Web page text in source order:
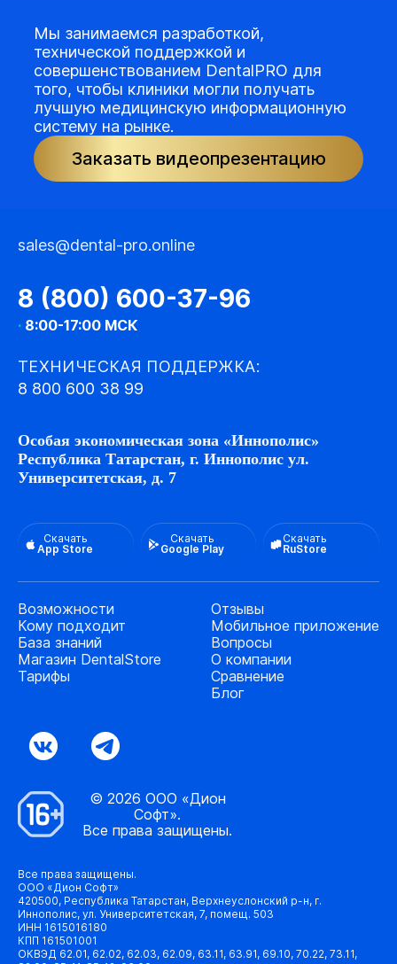
Мы занимаемся разработкой,
технической поддержкой и
совершенствованием DentalPRO для
того, чтобы клиники могли получать
лучшую медицинскую информационную
систему на рынке.
Заказать видеопрезентацию
sales@dental-pro.online
8 (800) 600-37-96
· 8:00-17:00 МСК
ТЕХНИЧЕСКАЯ ПОДДЕРЖКА:
8 800 600 38 99
Особая экономическая зона «Иннополис»
Республика Татарстан, г. Иннополис ул.
Университетская, д. 7
Скачать
App Store
Скачать
Google Play
Скачать
RuStore
Возможности
Кому подходит
База знаний
Магазин DentalStore
Тарифы
Отзывы
Мобильное приложение
Вопросы
О компании
Сравнение
Блог
© 2026 ООО «Дион
Софт».
Все права защищены.
Все права защищены.
ООО «Дион Софт»
420500, Республика Татарстан, Верхнеуслонский р-н, г.
Иннополис, ул. Университетская, 7, помещ. 503
ИНН 1615016180
КПП 161501001
ОКВЭД 62.01, 62.02, 62.03, 62.09, 63.11, 63.91, 69.10, 70.22, 73.11,